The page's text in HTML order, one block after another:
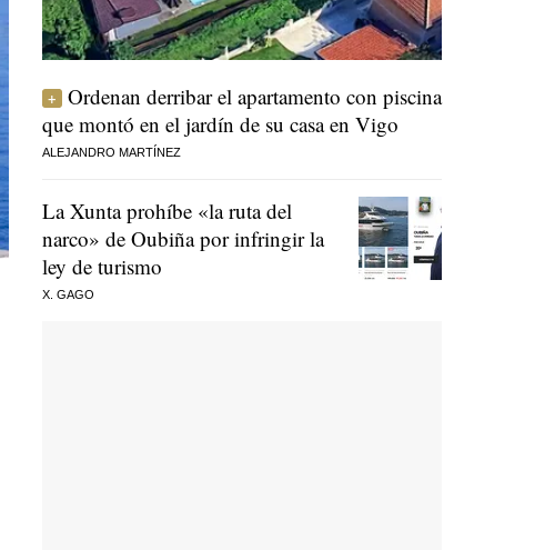
Ordenan derribar el apartamento con piscina
que montó en el jardín de su casa en Vigo
ALEJANDRO MARTÍNEZ
La Xunta prohíbe «la ruta del
narco» de Oubiña por infringir la
ley de turismo
X. GAGO